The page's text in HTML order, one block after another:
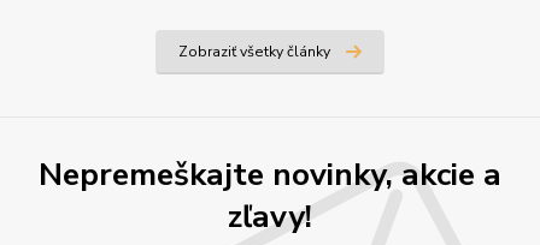
Zobraziť všetky články
Nepremeškajte novinky, akcie a
zľavy!